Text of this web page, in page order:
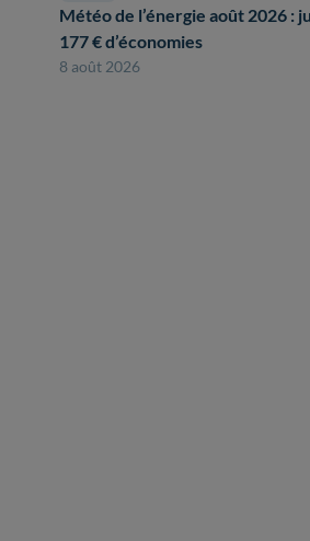
Météo de l’énergie août 2026 :
177 € d’économies
8 août 2026